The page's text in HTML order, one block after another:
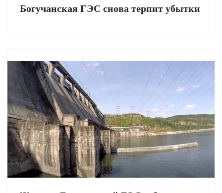
Богучанская ГЭС снова терпит убытки